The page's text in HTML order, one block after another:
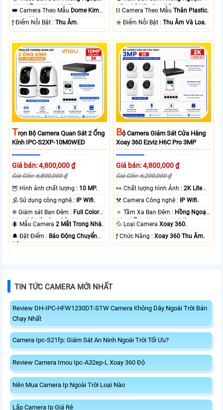
10m Hồng Ngoại SMD.
👑 Camera Theo Mẫu Dome Kim
loại + Nhựa.
️ƒ Điểm Nỗi Bật :Thu Âm.
15m Có Màu Ban Ðêm.
⛓ Camera Theo MẫuThân Plastic.
️☣️ Điểm Nỗi Bật :Thu Âm Và Loa.
TRọn Bộ Camera Quan Sát 2 Ống
Kính IPC-S2XP-10M0WED
Giá bán: 4,800,000 ₫
Giá Gốc: 6,800,000 ₫
🦉 Hình ảnh chất lượng : 10 MP.
🕉️ Sử dụng công nghệ :
IP Wifi.
❈ Giám sát Ban Đêm : Full Color
20m Có Màu Ban Ðêm.
🐜 Mẫu Camera2 Mắt Trong Nhà.
️🔔 Đặt Điểm : Báo Động Chuyển
Động.
BỘ Camera Giám Sát Cửa Hàng
Xoay 360 Ezviz H6C Pro 3MP
Giá bán: 4,800,000 ₫
Giá Gốc: 6,200,000 ₫
️👀 Chất lượng hình Ảnh :2K Lite .
⚒ Camera Công nghệ :
IP Wifi.
🔅 Tầm Xa Ban Đêm : Hồng Ngoại
10m Hồng Ngoại Smart IR.
💦 Loại CameraXoay 360.
️ƒ Chức Năng :Xoay 360 Thu Âm.
TIN TỨC CAMERA MỚI NHẤT
Review DH-IPC-HFW1230DT-STW Camera Không Dây Ngoài Trời Bán
Chạy Nhất
Camera Ipc-S21fp: Giám Sát An Ninh Ngoài Trời Tối Ưu?
Review Camera Imou Ipc-A32ep-L Xoay 360 Độ
Nên Mua Camera Ip Ngoài Trời Loại Nào
Lắp Camera Ip Giá Rẻ